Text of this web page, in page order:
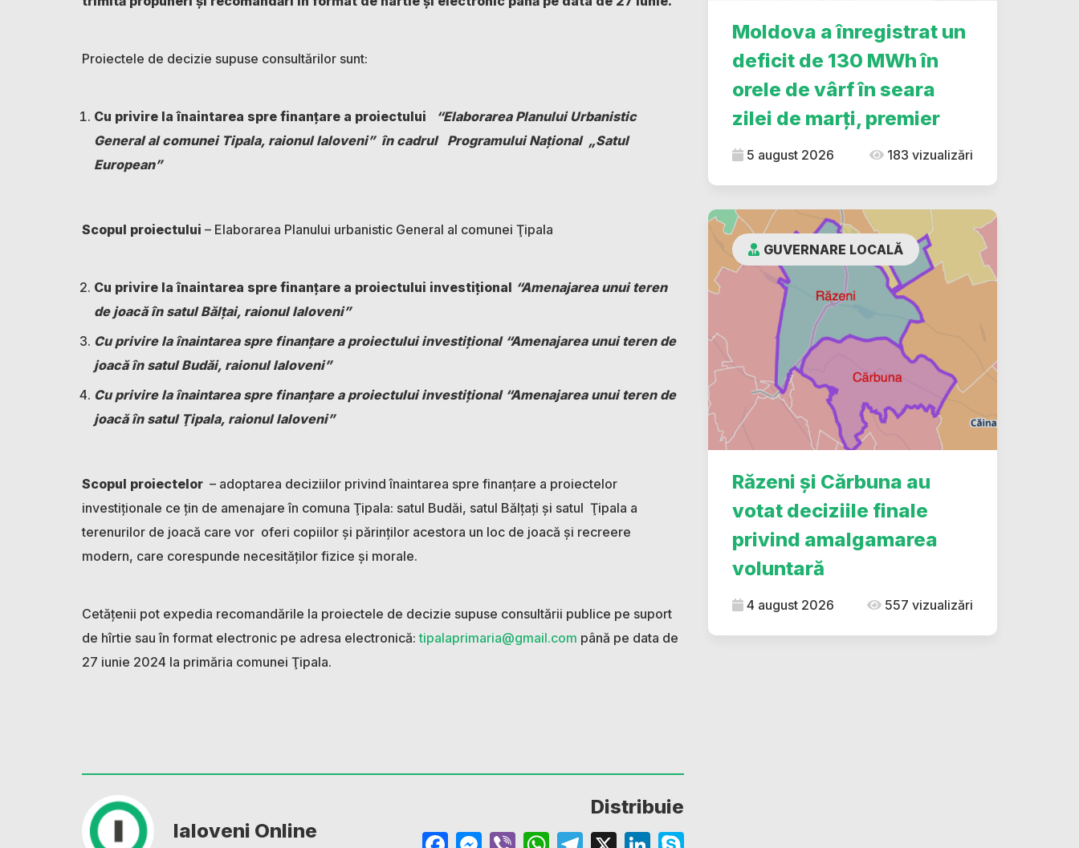
Proiectele de decizie supuse consultărilor sunt:
Cu privire la înaintarea spre finanţare a proiectului
“Elaborarea Planului Urbanistic
General al comunei Tipala, raionul Ialoveni” în cadrul Programului Naţional „Satul
European”
Scopul proiectului – Elaborarea Planului urbanistic General al comunei Ţipala
Cu privire la înaintarea spre finanţare a proiectului investiţional “Amenajarea unui teren
de joacă în satul Bălţai, raionul Ialoveni”
Cu privire la înaintarea spre finanţare a proiectului investiţional “Amenajarea unui teren de
joacă în satul Budăi, raionul Ialoveni”
Cu privire la înaintarea spre finanţare a proiectului investiţional “Amenajarea unui teren de
joacă în satul Ţipala, raionul Ialoveni”
Scopul proiectelor – adoptarea deciziilor privind înaintarea spre finanţare a proiectelor
investiţionale ce ţin de amenajare în comuna Ţipala: satul Budăi, satul Bălţaţi şi satul Ţipala a
terenurilor de joacă care vor oferi copiilor și părinților acestora un loc de joacă și recreere
modern, care corespunde necesităților fizice și morale.
Cetățenii pot expedia recomandările la proiectele de decizie supuse consultării publice pe suport
de hîrtie sau în format electronic pe adresa electronică:tipalaprimaria@gmail.com până pe data de
27 iunie 2024 la primăria comunei Ţipala.
Ialoveni Online
Distribuie
Moldova a înregistrat un
deficit de 130 MWh în
orele de vârf în seara
zilei de marți, premier
5 august 2026 183 vizualizări
GUVERNARE LOCALĂ
Răzeni și Cărbuna au
votat deciziile finale
privind amalgamarea
voluntară
4 august 2026 557 vizualizări